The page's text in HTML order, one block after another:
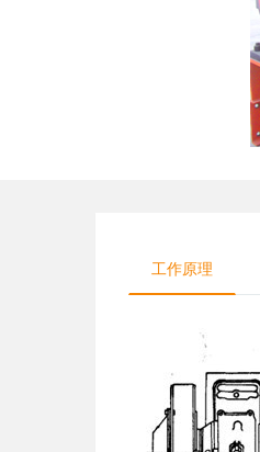
工作原理